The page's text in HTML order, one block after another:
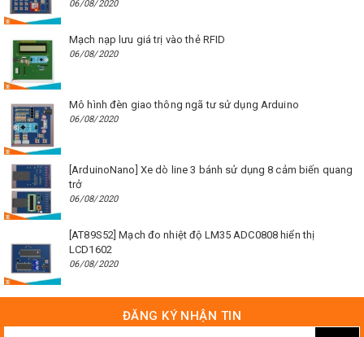
06/08/2020
Mạch nạp lưu giá trị vào thẻ RFID
06/08/2020
Mô hình đèn giao thông ngã tư sử dụng Arduino
06/08/2020
[ArduinoNano] Xe dò line 3 bánh sử dụng 8 cảm biến quang
trở
06/08/2020
[AT89S52] Mạch đo nhiệt độ LM35 ADC0808 hiển thị
LCD1602
06/08/2020
ĐĂNG KÝ NHẬN TIN